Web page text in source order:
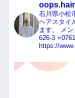
石川県小松
ヘアスタイ
ます。
メ
626-3
https://